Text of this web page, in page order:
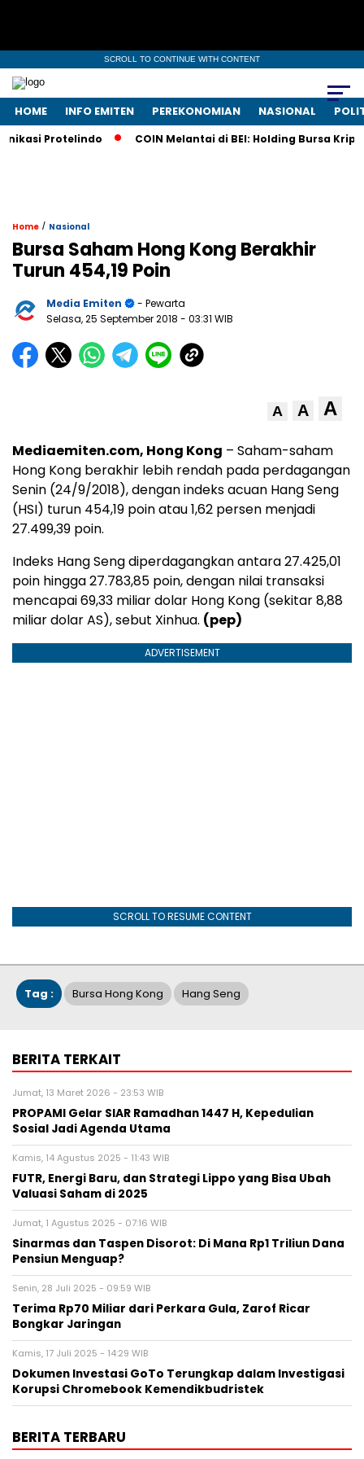
SCROLL TO CONTINUE WITH CONTENT
HOME INFO EMITEN PEREKONOMIAN NASIONAL
Protelindo COIN Melantai di BEI: Holding Bursa
Home / Nasional
Bursa Saham Hong Kong Berakhir
Turun 454,19 Poin
Media Emiten
- Pewarta
Selasa, 25 September 2018 - 03:31 WIB
A A A
Mediaemiten.com, Hong Kong – Saham-saham
Hong Kong berakhir lebih rendah pada perdagangan
Senin (24/9/2018), dengan indeks acuan Hang Seng
(HSI) turun 454,19 poin atau 1,62 persen menjadi
27.499,39 poin.
Indeks Hang Seng diperdagangkan antara 27.425,01
poin hingga 27.783,85 poin, dengan nilai transaksi
mencapai 69,33 miliar dolar Hong Kong (sekitar 8,88
miliar dolar AS), sebut Xinhua. (pep)
ADVERTISEMENT
SCROLL TO RESUME CONTENT
Tag : Bursa Hong Kong Hang Seng
BERITA TERKAIT
Jumat, 13 Maret 2026 - 23:53 WIB
PROPAMI Gelar SIAR Ramadhan 1447 H, Kepedulian
Sosial Jadi Agenda Utama
Kamis, 14 Agustus 2025 - 11:43 WIB
FUTR, Energi Baru, dan Strategi Lippo yang Bisa Ubah
Valuasi Saham di 2025
Jumat, 1 Agustus 2025 - 07:16 WIB
Sinarmas dan Taspen Disorot: Di Mana Rp1 Triliun Dana
Pensiun Menguap?
Senin, 28 Juli 2025 - 09:59 WIB
Terima Rp70 Miliar dari Perkara Gula, Zarof Ricar
Bongkar Jaringan
Kamis, 17 Juli 2025 - 14:29 WIB
Dokumen Investasi GoTo Terungkap dalam Investigasi
Korupsi Chromebook Kemendikbudristek
BERITA TERBARU